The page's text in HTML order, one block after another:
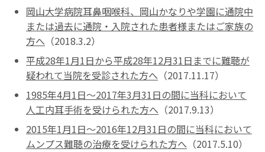
岡山大学病院耳鼻咽喉科、岡山かなりや学園に通院中
または過去に通院・入院された患者様またはご家族の
方へ （2018.3.2）
平成28年1月1日から平成28年12月31日までに難聴が
疑われて当院を受診された方へ （2017.11.17）
1985年4月1日～2017年3月31日の間に当科において
人工内耳手術を受けられた方へ （2017.9.13）
2015年1月1日～2016年12月31日の間に当科において
ムンプス難聴の治療を受けられた方へ （2017.5.10）